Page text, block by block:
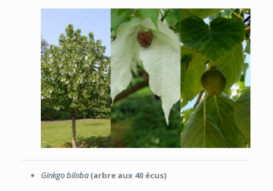
Ginkgo biloba(arbre aux 40 écus)